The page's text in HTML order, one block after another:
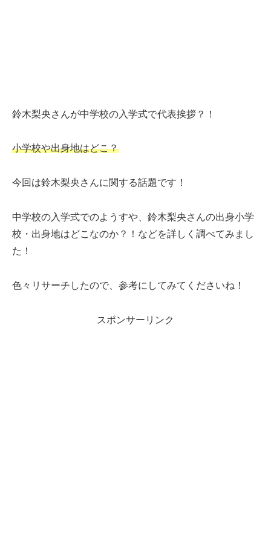
鈴木梨央さんが中学校の入学式で代表挨拶？！
小学校や出身地はどこ？
今回は鈴木梨央さんに関する話題です！
中学校の入学式でのようすや、鈴木梨央さんの出身小学
校・出身地はどこなのか？！などを詳しく調べてみまし
た！
色々リサーチしたので、参考にしてみてくださいね！
スポンサーリンク